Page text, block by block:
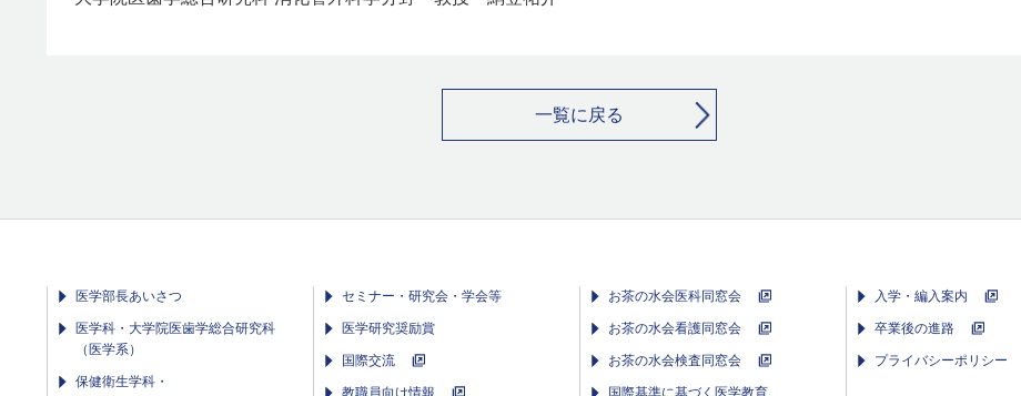
一覧に戻る
医学部長あいさつ
医学科・大学院医歯学総合研究科
（医学系）
保健衛生学科・
セミナー・研究会・学会等
医学研究奨励賞
国際交流
教職員向け情報
お茶の水会医科同窓会
お茶の水会看護同窓会
お茶の水会検査同窓会
国際基準に基づく医学教育
入学・編入案内
卒業後の進路
プライバシーポリシー